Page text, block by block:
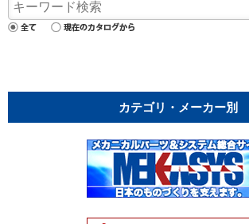
カテゴリ・メーカー別